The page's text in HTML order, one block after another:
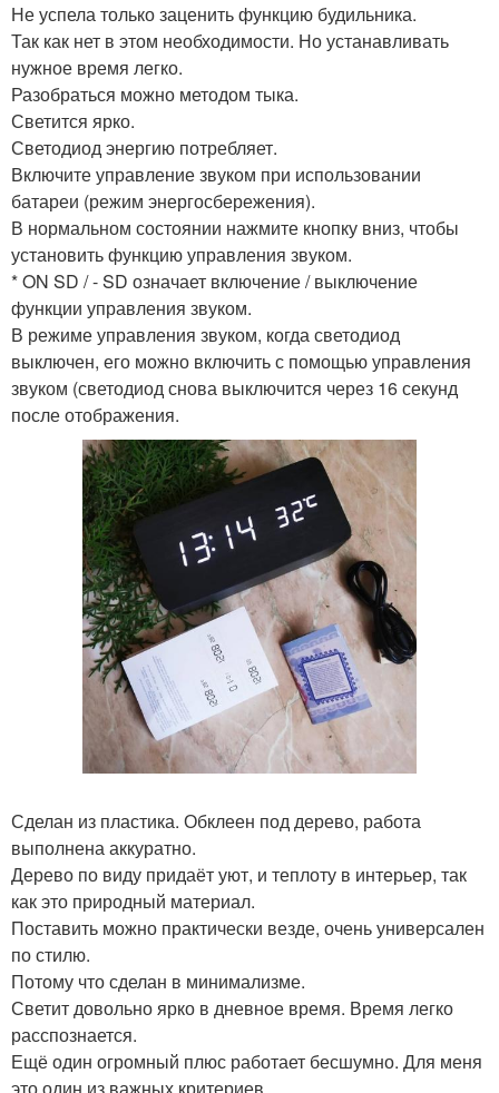
Не успела только заценить функцию будильника.
Так как нет в этом необходимости. Но устанавливать
нужное время легко.
Разобраться можно методом тыка.
Светится ярко.
Светодиод энергию потребляет.
Включите управление звуком при использовании
батареи (режим энергосбережения).
В нормальном состоянии нажмите кнопку вниз, чтобы
установить функцию управления звуком.
* ON SD / - SD означает включение / выключение
функции управления звуком.
В режиме управления звуком, когда светодиод
выключен, его можно включить с помощью управления
звуком (светодиод снова выключится через 16 секунд
после отображения.
Сделан из пластика. Обклеен под дерево, работа
выполнена аккуратно.
Дерево по виду придаёт уют, и теплоту в интерьер, так
как это природный материал.
Поставить можно практически везде, очень универсален
по стилю.
Потому что сделан в минимализме.
Светит довольно ярко в дневное время. Время легко
расспознается.
Ещё один огромный плюс работает бесшумно. Для меня